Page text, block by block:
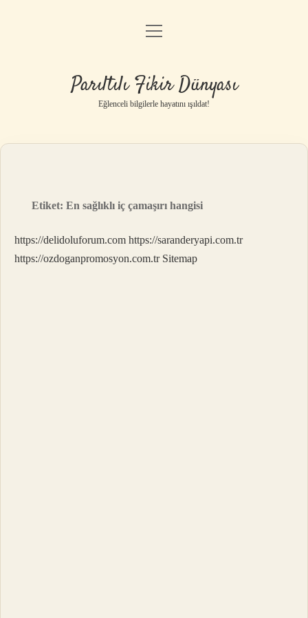
Anasayfa
Yasal Uyarı
menüyü
Parıltılı Fikir Dünyası
Eğlenceli bilgilerle hayatını ışıldat!
Etiket:En sağlıklı iç çamaşırı hangisi
https://delidoluforum.com https://saranderyapi.com.tr
https://ozdoganpromosyon.com.tr Sitemap